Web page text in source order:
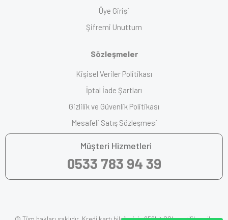
Üye Girişi
Şifremi Unuttum
Sözleşmeler
Kişisel Veriler Politikası
İptal İade Şartları
Gizlilik ve Güvenlik Politikası
Mesafeli Satış Sözleşmesi
Müşteri Hizmetleri
0533 783 94 39